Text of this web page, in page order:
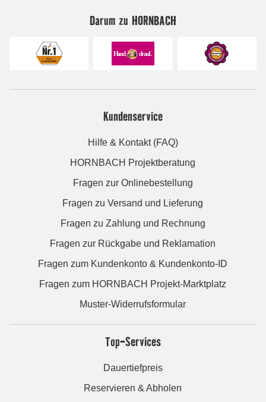
Darum zu HORNBACH
Kundenservice
Hilfe & Kontakt (FAQ)
HORNBACH Projektberatung
Fragen zur Onlinebestellung
Fragen zu Versand und Lieferung
Fragen zu Zahlung und Rechnung
Fragen zur Rückgabe und Reklamation
Fragen zum Kundenkonto & Kundenkonto-ID
Fragen zum HORNBACH Projekt-Marktplatz
Muster-Widerrufsformular
Top-Services
Dauertiefpreis
Reservieren & Abholen